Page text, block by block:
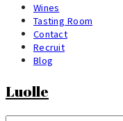
Wines
Tasting Room
Contact
Recruit
Blog
Luolle